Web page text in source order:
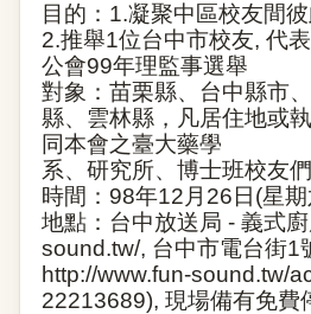
目的： 1.凝聚中區校友間
2.推舉1位台中市校友, 代
公會99年理監事選舉
對象：苗栗縣、台中縣市
縣、雲林縣，凡居住地或
同本會之臺大藥學
系、研究所、博士班校友們
時間： 98年12 月 26 日 (星
地點：台中放送局 - 義式
sound.tw/, 台中市電台街1
http://www.fun-sound.tw/
22213689), 現場備有免費